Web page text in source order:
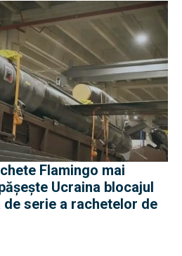
Flamingo mai
Ucraina blocajul
serie a rachetelor de